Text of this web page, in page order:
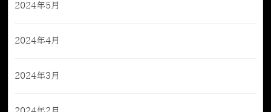
2024年5月
2024年4月
2024年3月